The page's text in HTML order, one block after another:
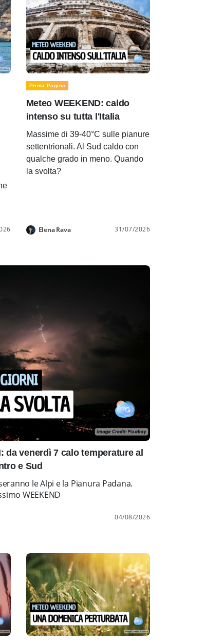
Prima Pagina
Meteo WEEKEND: caldo
intenso su tutta l'Italia
Massime di 39-40°C sulle pianure
settentrionali. Al Sud caldo con
qualche grado in meno. Quando
la svolta?
Elena Rava 31/07/2026
da venerdì 7 calo temperature al
e Sud
le Alpi e la Pianura Padana.
WEEKEND
04/08/2026